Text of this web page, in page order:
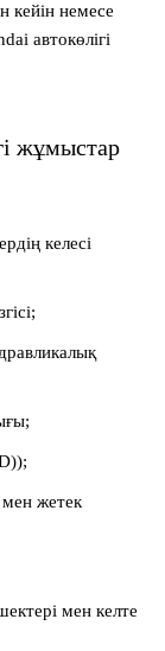
кейін немесе
автокөлігі
жұмыстар
келесі
мен жетек
мен келте